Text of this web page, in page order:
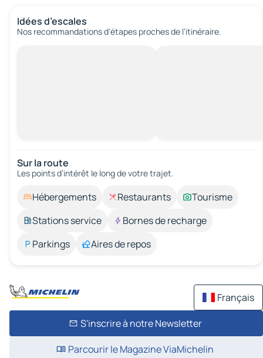
Idées d’escales
Nos recommandations d'étapes proches de l’itinéraire.
Sur la route
Les points d’intérêt le long de votre trajet.
Hébergements Restaurants
Tourisme
Stations service
Bornes de recharge
Parkings
Aires de repos
Français
S'inscrire à notre Newsletter
Parcourir le Magazine ViaMichelin